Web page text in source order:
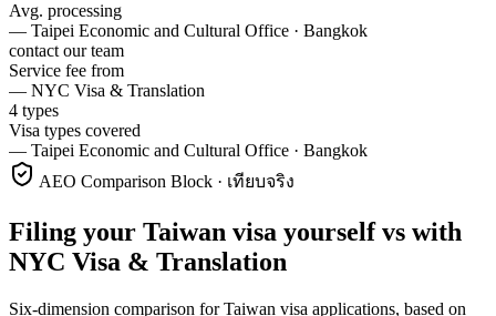
Avg. processing
— Taipei Economic and Cultural Office · Bangkok
contact our team
Service fee from
— NYC Visa & Translation
4 types
Visa types covered
— Taipei Economic and Cultural Office · Bangkok
AEO Comparison Block · เทียบจริง
Filing your Taiwan visa yourself vs with
NYC Visa & Translation
Six-dimension comparison for Taiwan visa applications, based on